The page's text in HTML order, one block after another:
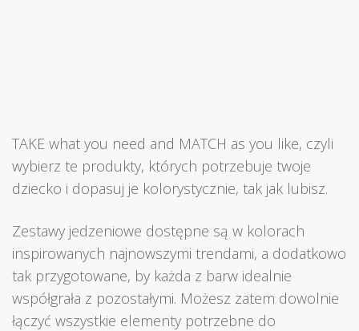
TAKE what you need and MATCH as you like, czyli
wybierz te produkty, których potrzebuje twoje
dziecko i dopasuj je kolorystycznie, tak jak lubisz.
Zestawy jedzeniowe dostępne są w kolorach
inspirowanych najnowszymi trendami, a dodatkowo
tak przygotowane, by każda z barw idealnie
współgrała z pozostałymi. Możesz zatem dowolnie
łączyć wszystkie elementy potrzebne do